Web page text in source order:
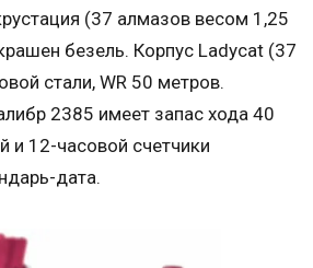
(37 алмазов весом 1,25
безель. Корпус Ladycat (37
стали, WR 50 метров.
2385 имеет запас хода 40
и 12-часовой счетчики
дата.